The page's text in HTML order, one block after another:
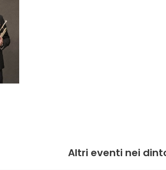
Altri eventi nei